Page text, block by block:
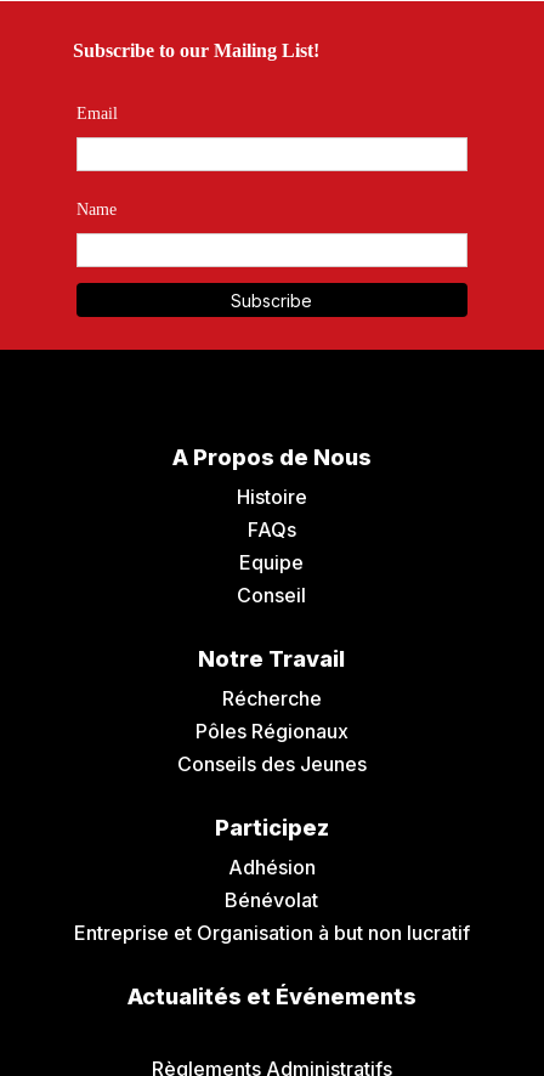
Subscribe to our Mailing List!
Email
Name
A Propos de Nous
Histoire
FAQs
Equipe
Conseil
Notre Travail
Récherche
Pôles Régionaux
Conseils des Jeunes
Participez
Adhésion
Bénévolat
Entreprise et Organisation à but non lucratif
Actualités et Événements
Règlements Administratifs